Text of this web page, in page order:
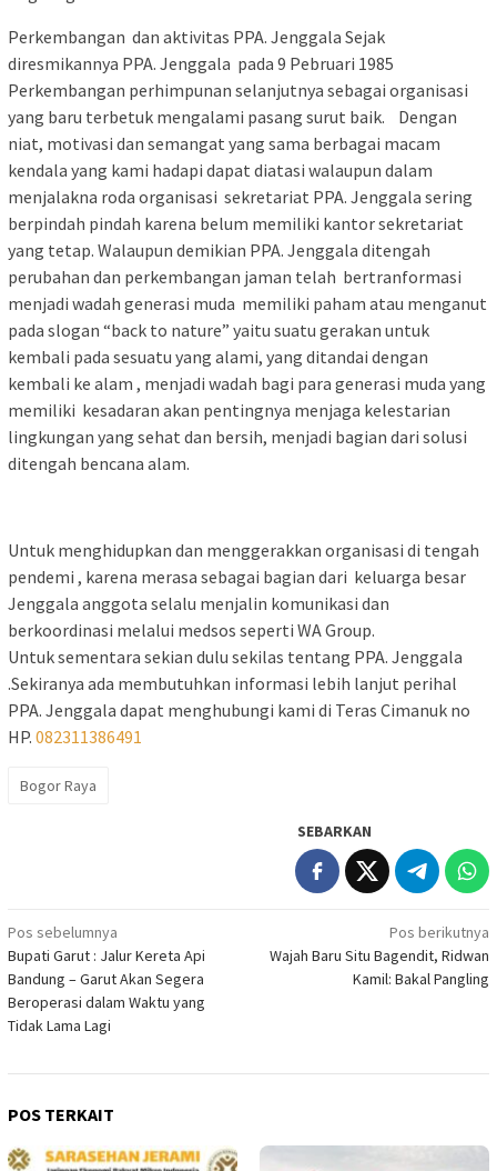
Perkembangan dan aktivitas PPA. Jenggala Sejak
diresmikannya PPA. Jenggala pada 9 Pebruari 1985
Perkembangan perhimpunan selanjutnya sebagai organisasi
yang baru terbetuk mengalami pasang surut baik. Dengan
niat, motivasi dan semangat yang sama berbagai macam
kendala yang kami hadapi dapat diatasi walaupun dalam
menjalakna roda organisasi sekretariat PPA. Jenggala sering
berpindah pindah karena belum memiliki kantor sekretariat
yang tetap. Walaupun demikian PPA. Jenggala ditengah
perubahan dan perkembangan jaman telah bertranformasi
menjadi wadah generasi muda memiliki paham atau menganut
pada slogan “back to nature” yaitu suatu gerakan untuk
kembali pada sesuatu yang alami, yang ditandai dengan
kembali ke alam , menjadi wadah bagi para generasi muda yang
memiliki kesadaran akan pentingnya menjaga kelestarian
lingkungan yang sehat dan bersih, menjadi bagian dari solusi
ditengah bencana alam.
Untuk menghidupkan dan menggerakkan organisasi di tengah
pendemi , karena merasa sebagai bagian dari keluarga besar
Jenggala anggota selalu menjalin komunikasi dan
berkoordinasi melalui medsos seperti WA Group.
Untuk sementara sekian dulu sekilas tentang PPA. Jenggala
.Sekiranya ada membutuhkan informasi lebih lanjut perihal
PPA. Jenggala dapat menghubungi kami di Teras Cimanuk no
HP. 082311386491
Bogor Raya
SEBARKAN
Navigasi
pos
Pos sebelumnya
Bupati Garut : Jalur Kereta Api
Bandung – Garut Akan Segera
Beroperasi dalam Waktu yang
Tidak Lama Lagi
Pos berikutnya
Wajah Baru Situ Bagendit, Ridwan
Kamil: Bakal Pangling
POS TERKAIT